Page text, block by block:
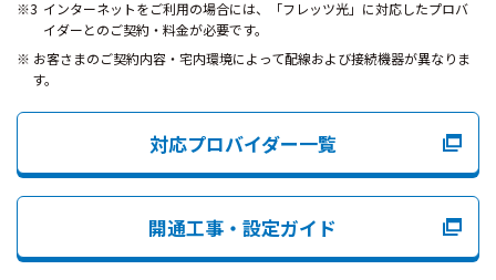
インターネットをご利用の場合には、「フレッツ光」に対応したプロバ
イダーとのご契約・料金が必要です。
お客さまのご契約内容・宅内環境によって配線および接続機器が異なりま
す。
対応プロバイダー一覧
開通工事・設定ガイド